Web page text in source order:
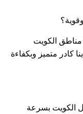
الكويت
كادر متميز وبكفاءة
الكويت بسرعة